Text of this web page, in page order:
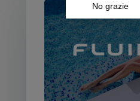
No grazie
Axeptio consent
Piattaforma di
La nostra